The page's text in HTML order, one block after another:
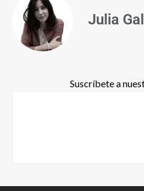
Julia
Suscríbete a